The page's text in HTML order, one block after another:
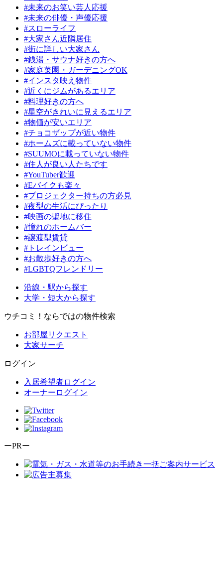
#未来のお笑い芸人応援
#未来の俳優・声優応援
#スローライフ
#大家さん近隣居住
#街に詳しい大家さん
#銭湯・サウナ好きの方へ
#家庭菜園・ガーデニングOK
#インスタ映え物件
#近くにジムがあるエリア
#料理好きの方へ
#星空がきれいに見えるエリア
#物価が安いエリア
#チョコザップが近い物件
#ホームズに載っていない物件
#SUUMOに載っていない物件
#住人が良い人たちです
#YouTuber歓迎
#Eバイクも楽々
#プロジェクター持ちの方必見
#夜型の生活にぴったり
#映画の聖地に移住
#憧れのホームバー
#譲渡型賃貸
#トレインビュー
#お散歩好きの方へ
#LGBTQフレンドリー
沿線・駅から探す
大学・短大から探す
ウチコミ！ならではの物件検索
お部屋リクエスト
大家サーチ
ログイン
入居希望者ログイン
オーナーログイン
ーPRー